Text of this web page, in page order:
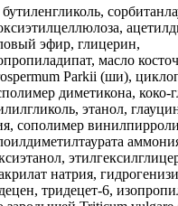
эфир, глицерин,
масло
Parkii (ши),
диметикона, коко-
этанол,
сополимер
натрия,
тридецет-6,